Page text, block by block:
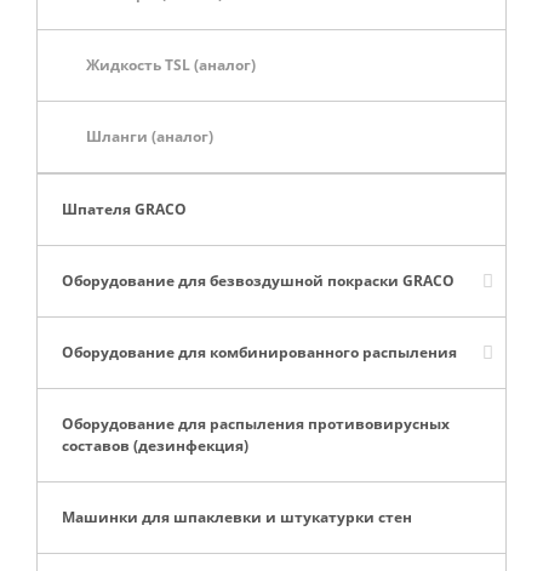
Жидкость TSL (аналог)
Шланги (аналог)
Шпателя GRACO
Оборудование для безвоздушной покраски GRACO
Оборудование для комбинированного распыления
Оборудование для распыления противовирусных
составов (дезинфекция)
Машинки для шпаклевки и штукатурки стен